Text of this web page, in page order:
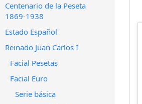
Centenario de la Peseta
1869-1938
Estado Español
Reinado Juan Carlos I
Facial Pesetas
Facial Euro
Serie básica